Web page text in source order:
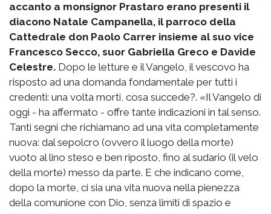
accanto a monsignor Prastaro erano presenti il
diacono Natale Campanella, il parroco della
Cattedrale don Paolo Carrer insieme al suo vice
Francesco Secco, suor Gabriella Greco e Davide
Celestre. Dopo le letture e il Vangelo, il vescovo ha
risposto ad una domanda fondamentale per tutti i
credenti: una volta morti, cosa succede?. «Il Vangelo di
oggi - ha affermato - offre tante indicazioni in tal senso.
Tanti segni che richiamano ad una vita completamente
nuova: dal sepolcro (ovvero il luogo della morte)
vuoto al lino steso e ben riposto, fino al sudario (il velo
della morte) messo da parte. E che indicano come,
dopo la morte, ci sia una vita nuova nella pienezza
della comunione con Dio, senza limiti di spazio e